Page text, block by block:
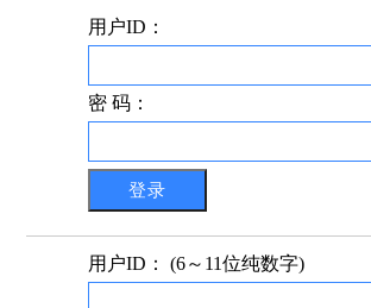
用户ID：
密 码：
用户ID： (6～11位纯数字)